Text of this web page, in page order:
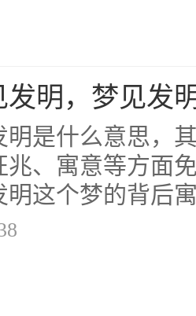
明，梦见发
明是什么意思，
兆、寓意等方面
明这个梦的背后